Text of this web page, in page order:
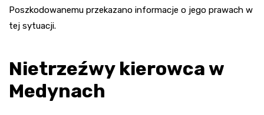
Poszkodowanemu przekazano informacje o jego prawach w
tej sytuacji.
Nietrzeźwy kierowca w
Medynach